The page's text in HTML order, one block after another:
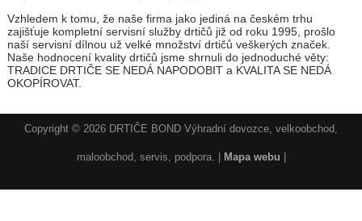
Vzhledem k tomu, že naše firma jako jediná na českém trhu
zajišťuje kompletní servisní služby drtičů již od roku 1995, prošlo
naší servisní dílnou už velké množství drtičů veškerých značek.
Naše hodnocení kvality drtičů jsme shrnuli do jednoduché věty:
TRADICE DRTIČE SE NEDÁ NAPODOBIT a KVALITA SE NEDÁ
OKOPÍROVAT.
Copyright © 2026 DRTIČE BOND Výhradní dovozce, velkoobchod,
maloobchod, servis, podpora. | Mapa webu